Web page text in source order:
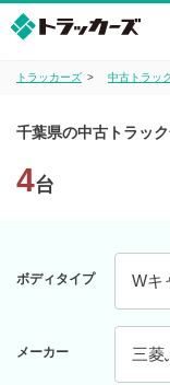
トラッカーズ 中古トラッ
千葉県の中古トラッ
4台
ボディタイプ Wキ
メーカー 三菱